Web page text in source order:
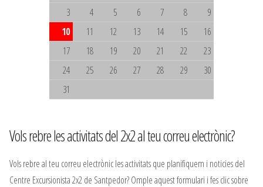
3
4 5 6 7 8
9
10
11 12 13 14 15
16
17
18 19 20 21 22
23
24
25 26 27 28 29
30
31
Vols rebre les activitats del 2x2 al teu correu electrònic?
Vols rebre al teu correu electrònic les activitats que planifiquem i noticies del
Centre Excursionista 2x2 de Santpedor? Omple aquest formulari i fes clic sobre